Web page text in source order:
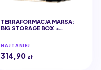
TERRAFORMACJA MARSA:
BIG STORAGE BOX +
NAJTANIEJ
314,90 zł